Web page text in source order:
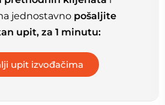
jednostavno pošaljite
upit, za 1 minutu: